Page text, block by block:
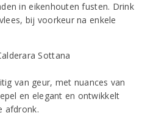
in eikenhouten fusten. Drink
bij voorkeur na enkele
van geur, met nuances van
en elegant en ontwikkelt
afdronk.